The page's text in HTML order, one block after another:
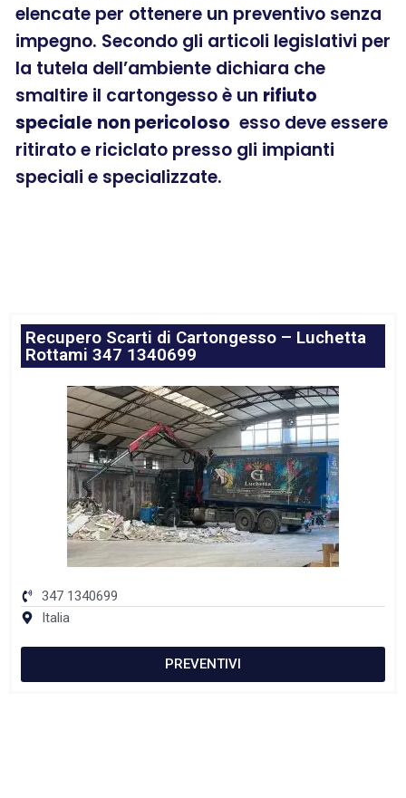
elencate per ottenere un preventivo senza
impegno. Secondo gli articoli legislativi per
la tutela dell’ambiente dichiara che
smaltire il cartongesso è un rifiuto
speciale non pericoloso esso deve essere
ritirato e riciclato presso gli impianti
speciali e specializzate.
Recupero Scarti di Cartongesso – Luchetta
Rottami 347 1340699
347 1340699
Italia
PREVENTIVI